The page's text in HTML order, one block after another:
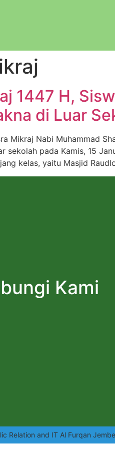
1447 H,
di Luar
Mikraj Nabi Muhammad
sekolah pada Kamis, 15
kelas, yaitu Masjid
Kami
Relation and IT Al Furqan